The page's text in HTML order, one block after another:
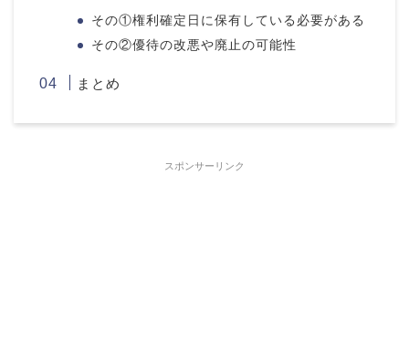
その①権利確定日に保有している必要がある
その②優待の改悪や廃止の可能性
まとめ
スポンサーリンク